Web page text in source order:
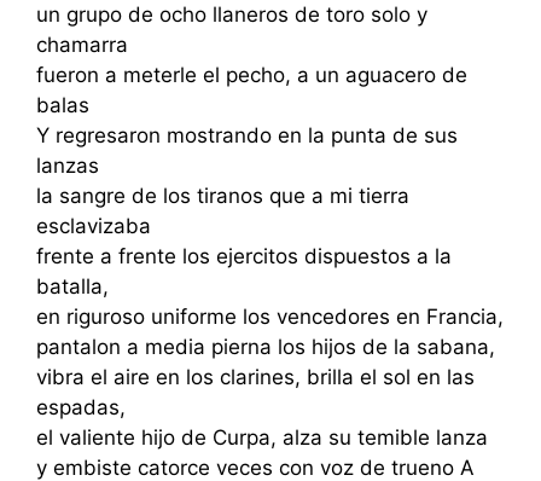
un grupo de ocho llaneros de toro solo y
chamarra
fueron a meterle el pecho, a un aguacero de
balas
Y regresaron mostrando en la punta de sus
lanzas
la sangre de los tiranos que a mi tierra
esclavizaba
frente a frente los ejercitos dispuestos a la
batalla,
en riguroso uniforme los vencedores en Francia,
pantalon a media pierna los hijos de la sabana,
vibra el aire en los clarines, brilla el sol en las
espadas,
el valiente hijo de Curpa, alza su temible lanza
y embiste catorce veces con voz de trueno A